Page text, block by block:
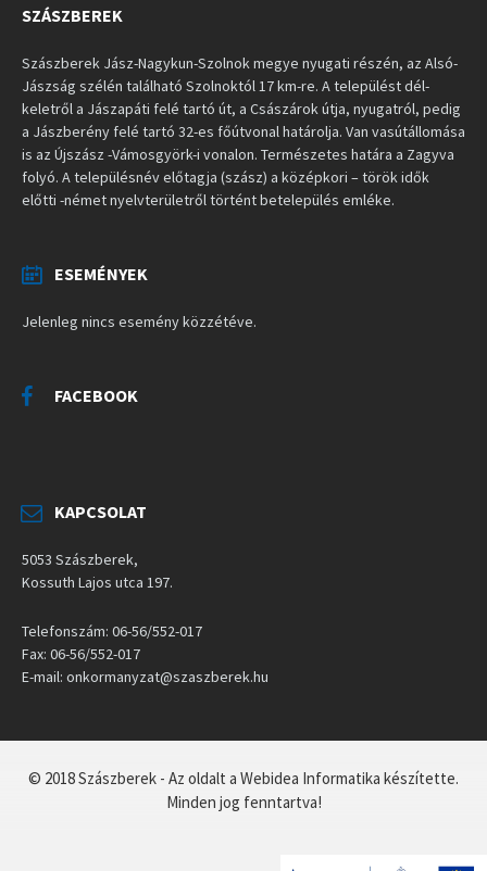
SZÁSZBEREK
Szászberek Jász-Nagykun-Szolnok megye nyugati részén, az Alsó-
Jászság szélén található Szolnoktól 17 km-re. A települést dél-
keletről a Jászapáti felé tartó út, a Császárok útja, nyugatról, pedig
a Jászberény felé tartó 32-es főútvonal határolja. Van vasútállomása
is az Újszász -Vámosgyörk-i vonalon. Természetes határa a Zagyva
folyó. A településnév előtagja (szász) a középkori – török idők
előtti -német nyelvterületről történt betelepülés emléke.
ESEMÉNYEK
Jelenleg nincs esemény közzétéve.
FACEBOOK
KAPCSOLAT
5053 Szászberek,
Kossuth Lajos utca 197.
Telefonszám: 06-56/552-017
Fax: 06-56/552-017
E-mail: onkormanyzat@szaszberek.hu
© 2018 Szászberek - Az oldalt a Webidea Informatika készítette.
Minden jog fenntartva!